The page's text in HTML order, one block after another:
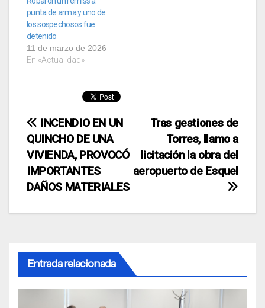
punta de arma y uno de
los sospechosos fue
detenido
11 de marzo de 2026
En «Actualidad»
Navegación
de
entradas
Tras gestiones de
Torres, llamo a
licitación la obra del
aeropuerto de Esquel
INCENDIO EN UN
QUINCHO DE UNA
VIVIENDA, PROVOCÓ
IMPORTANTES
DAÑOS MATERIALES
Entrada relacionada